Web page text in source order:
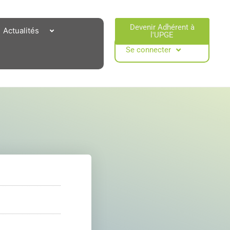
Actualités
Devenir Adhérent à
l'UPGE​
Se connecter